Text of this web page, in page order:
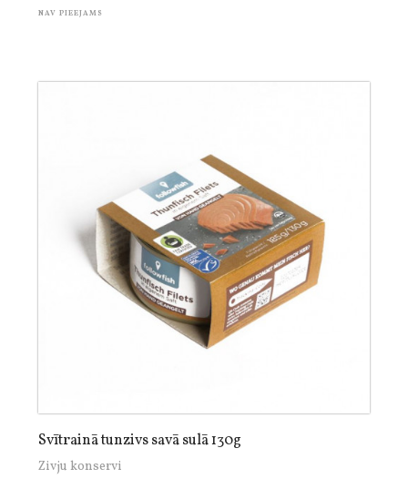
NAV PIEEJAMS
Svītrainā tunzivs savā sulā 130g
Zivju konservi